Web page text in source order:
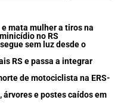
mata mulher a tiros na
no RS
sem luz desde o
RS e passa a integrar
de motociclista na ERS-
e postes caídos em